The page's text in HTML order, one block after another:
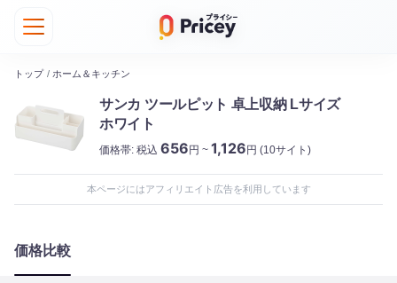
トップ / ホーム＆キッチン
サンカ ツールピット 卓上収納 Lサイズ
ホワイト
価格帯: 税込 656円 ~ 1,126円 (10サイト)
本ページにはアフィリエイト広告を利用しています
価格比較